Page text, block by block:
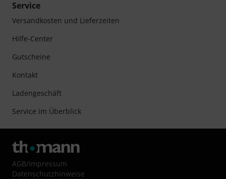
Service
Versandkosten und Lieferzeiten
Hilfe-Center
Gutscheine
Kontakt
Ladengeschäft
Service im Überblick
AGB/Impressum
Datenschutzhinweise